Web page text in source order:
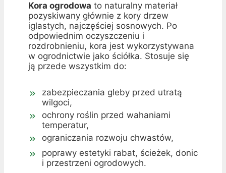
Kora ogrodowa to naturalny materiał
pozyskiwany głównie z kory drzew
iglastych, najczęściej sosnowych. Po
odpowiednim oczyszczeniu i
rozdrobnieniu, kora jest wykorzystywana
w ogrodnictwie jako ściółka. Stosuje się
ją przede wszystkim do:
zabezpieczania gleby przed utratą
wilgoci,
ochrony roślin przed wahaniami
temperatur,
ograniczania rozwoju chwastów,
poprawy estetyki rabat, ścieżek, donic
i przestrzeni ogrodowych.